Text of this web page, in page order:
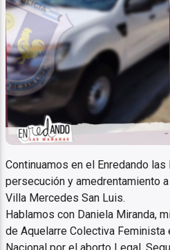
Persecución y
a militantes
Continuamos en el Enredando
persecución y amedrentamiento
Villa Mercedes San Luis.
Hablamos con Daniela Miranda,
de Aquelarre Colectiva Feminista